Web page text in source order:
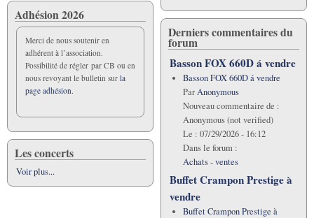
Adhésion 2026
Merci de nous soutenir en
adhérent à l’association.
Possibilité de régler par CB ou en
nous revoyant le bulletin sur la
page adhésion.
Les concerts
Voir plus...
Derniers commentaires du
forum
Basson FOX 660D á vendre
Basson FOX 660D á vendre
ParAnonymous
Nouveau commentaire de :
Anonymous (not verified)
Le : 07/29/2026 - 16:12
Dans le forum :
Achats - ventes
Buffet Crampon Prestige à
vendre
Buffet Crampon Prestige à